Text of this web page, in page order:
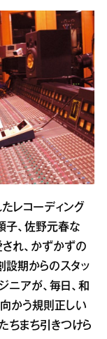
レコーディング
子、佐野元春な
され、かずかずの
設期からのスタッ
ニアが、毎日、和
かう規則正しい
ちまち引きつけら